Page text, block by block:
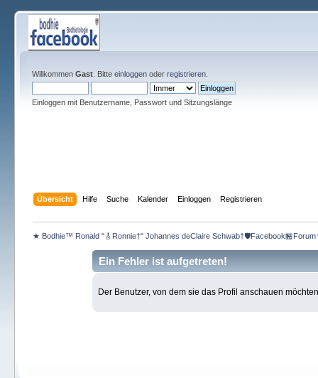
Willkommen Gast. Bitte einloggenoder registrieren.
Einloggen mit Benutzername, Passwort und Sitzungslänge
Übersicht Hilfe Suche Kalender Einloggen Registrieren
★ Bodhie™ Ronald "🎸Ronnie†" Johannes deClaire
Ein Fehler ist aufgetreten!
Der Benutzer, von dem sie das Profil anschauen